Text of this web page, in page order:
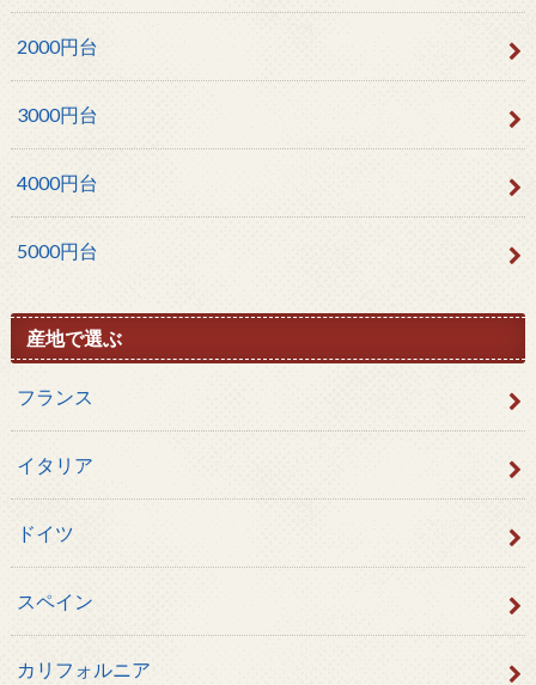
2000円台
3000円台
4000円台
5000円台
産地で選ぶ
フランス
イタリア
ドイツ
スペイン
カリフォルニア